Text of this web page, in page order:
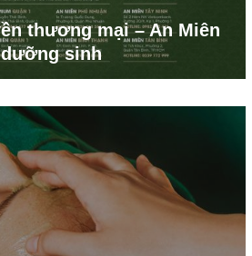
thương mại – An Miên
sinh